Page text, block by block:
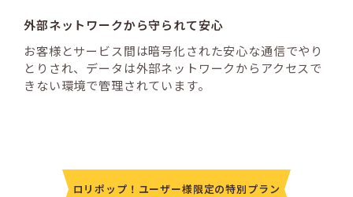
外部ネットワークから守られて安心
お客様とサービス間は暗号化された安心な通信でやり
とりされ、データは外部ネットワークからアクセスで
きない環境で管理されています。
ロリポップ！ユーザー様限定の特別プラン